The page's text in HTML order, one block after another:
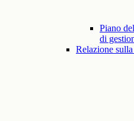
Piano
di
Relazione